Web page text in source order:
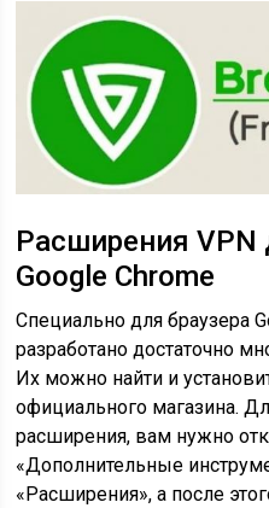
Расширения VPN
Google Chrome
Специально для браузера
разработано достаточно
Их можно найти и
официального магазина.
расширения, вам нужно
«Дополнительные
«Расширения», а после